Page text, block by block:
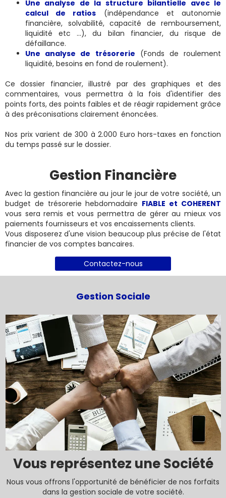
Une analyse de la structure bilantielle avec le
calcul de ratios (indépendance et autonomie
financière, solvabilité, capacité de remboursement,
liquidité etc ...), du bilan financier, du risque de
défaillance.
Une analyse de trésorerie (Fonds de roulement
liquidité, besoins en fond de roulement).
Ce dossier financier, illustré par des graphiques et des
commentaires, vous permettra à la fois d'identifier des
points forts, des points faibles et de réagir rapidement grâce
à des préconisations clairement énoncées.
Nos prix varient de 300 à 2.000 Euro hors-taxes en fonction
du temps passé sur le dossier.
Gestion Financière
Avec la gestion financière au jour le jour de votre société, un
budget de trésorerie hebdomadaire FIABLE et COHERENT
vous sera remis et vous permettra de gérer au mieux vos
paiements fournisseurs et vos encaissements clients.
Vous disposerez d'une vision beaucoup plus précise de l'état
financier de vos comptes bancaires.
Contactez-nous
Gestion Sociale
Vous représentez une Société
Nous vous offrons l'opportunité de bénéficier de nos forfaits
dans la gestion sociale de votre société.